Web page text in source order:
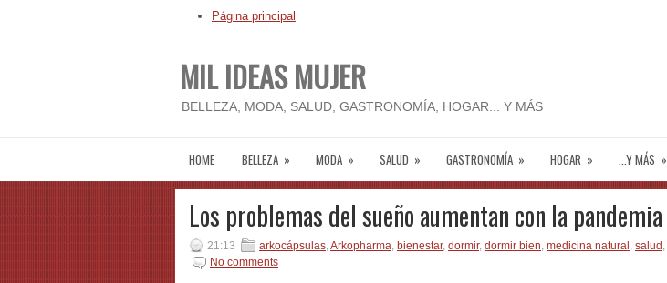
Página principal
MIL IDEAS MUJER
BELLEZA, MODA, SALUD, GASTRONOMÍA, HOGAR... Y MÁS
HOME BELLEZA » MODA » SALUD » GASTRONOMÍA » HOGAR » ...Y MÁS »
Los problemas del sueño aumentan con la pandemia
21:13 arkocápsulas,Arkopharma, bienestar, dormir, dormir bien, medicina natural , salud ,
No comments